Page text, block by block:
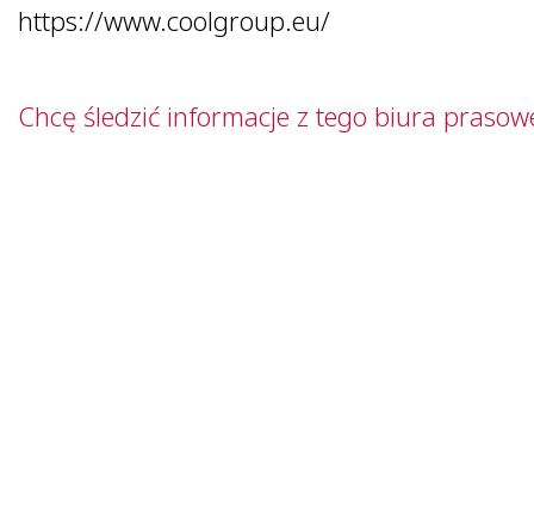
https://www.coolgroup.eu/
Chcę śledzić informacje z tego biura